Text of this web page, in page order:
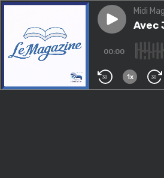
Play episode
Midi
Avec
00:00
30 1x 30